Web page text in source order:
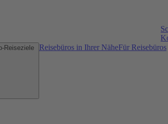
Reisebüros in Ihrer NäheFür Reisebüros